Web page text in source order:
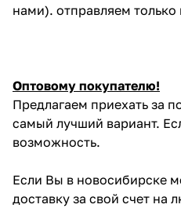
нами). отправляем только
Оптовому покупателю!
Предлагаем приехать за
самый лучший вариант.
возможность.
Если Вы в новосибирске
доставку за свой счет на